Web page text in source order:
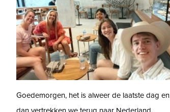
Goedemorgen, het is alweer de laatste dag en